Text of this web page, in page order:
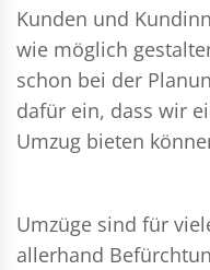
Kunden und
wie möglich
schon bei der
dafür ein, dass wir
Umzug bieten
Umzüge sind für
allerhand